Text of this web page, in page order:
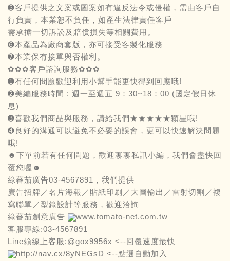
➎客戶提供之文案或圖案如有違反法令或侵權，需由客戶自
行負責，本業恕不負任，如產生法律責任客戶
需承擔一切訴訟及賠償損失等相關費用。
➏本產品為廠商套版，亦可接受客製化服務
➐本業保有接單與否權利。
✿✿✿客戶諮詢服務✿✿✿
➊有任何問題歡迎利用小幫手能更快得到回應哦!
➋美編服務時間 : 週一至週五 9：30~18：00 (國定假日休
息)
➌喜歡我們商品與服務，請給我們★★★★★顆星哦!
➍良好的溝通可以避免不必要的誤會，更可以快速解決問題
哦!
☻下單前若有任何問題，歡迎聊聊私訊小編，我們會盡快回
覆您喔☻
綠蕃茄廣告03-4567891，我們提供
廣告招牌／名片海報／貼紙印刷／大圖輸出／雷射切割／複
寫聯單／型錄設計等服務，歡迎洽詢
綠蕃茄創意廣告
www.tomato-net.com.tw
客服專線:03-4567891
Line賴線上客服:@gox9956x <--回覆速度最快
http://nav.cx/8yNEGsD <--點選自動加入